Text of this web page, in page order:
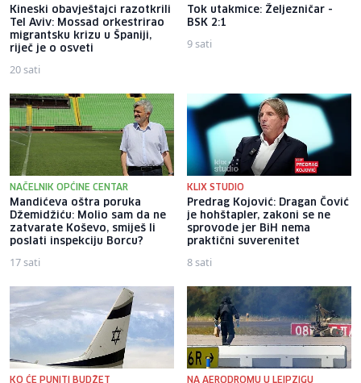
Kineski obavještajci razotkrili
Tel Aviv: Mossad orkestrirao
migrantsku krizu u Španiji,
riječ je o osveti
20 sati
Tok utakmice: Željezničar -
BSK 2:1
9 sati
NAČELNIK OPĆINE CENTAR
Mandićeva oštra poruka
Džemidžiću: Molio sam da ne
zatvarate Koševo, smiješ li
poslati inspekciju Borcu?
17 sati
KLIX STUDIO
Predrag Kojović: Dragan Čović
je hohštapler, zakoni se ne
sprovode jer BiH nema
praktični suverenitet
8 sati
KO ĆE PUNITI BUDŽET NA AERODROMU U LEIPZIGU